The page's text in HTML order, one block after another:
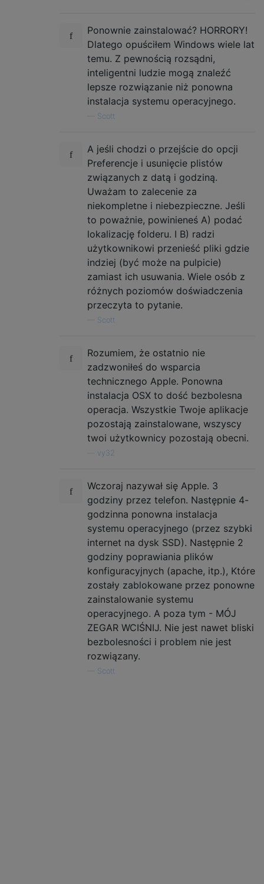
Ponownie zainstalować? HORRORY!
Dlatego opuściłem Windows wiele lat
temu. Z pewnością rozsądni,
inteligentni ludzie mogą znaleźć
lepsze rozwiązanie niż ponowna
instalacja systemu operacyjnego.
Scott
A jeśli chodzi o przejście do opcji
Preferencje i usunięcie plistów
związanych z datą i godziną.
Uważam to zalecenie za
niekompletne i niebezpieczne. Jeśli
to poważnie, powinieneś A) podać
lokalizację folderu. I B) radzi
użytkownikowi przenieść pliki gdzie
indziej (być może na pulpicie)
zamiast ich usuwania. Wiele osób z
różnych poziomów doświadczenia
przeczyta to pytanie.
Scott
Rozumiem, że ostatnio nie
zadzwoniłeś do wsparcia
technicznego Apple. Ponowna
instalacja OSX to dość bezbolesna
operacja. Wszystkie Twoje aplikacje
pozostają zainstalowane, wszyscy
twoi użytkownicy pozostają obecni.
vy32
Wczoraj nazywał się Apple. 3
godziny przez telefon. Następnie 4-
godzinna ponowna instalacja
systemu operacyjnego (przez szybki
internet na dysk SSD). Następnie 2
godziny poprawiania plików
konfiguracyjnych (apache, itp.), Które
zostały zablokowane przez ponowne
zainstalowanie systemu
operacyjnego. A poza tym - MÓJ
ZEGAR WCIŚNIJ. Nie jest nawet bliski
bezbolesności i problem nie jest
rozwiązany.
Scott